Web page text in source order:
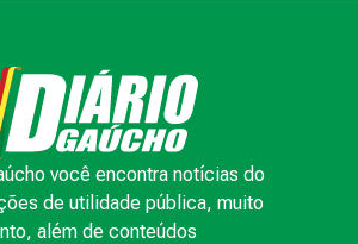
você encontra notícias do
de utilidade pública, muito
além de conteúdos